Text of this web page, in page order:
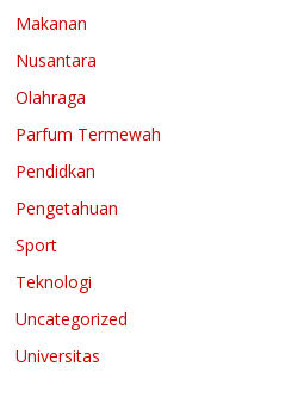
Makanan
Nusantara
Olahraga
Parfum Termewah
Pendidkan
Pengetahuan
Sport
Teknologi
Uncategorized
Universitas